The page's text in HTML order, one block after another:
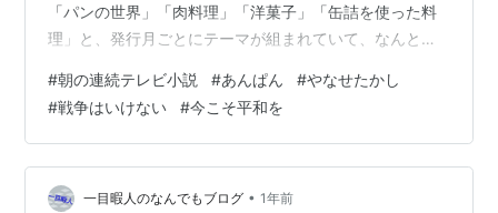
「パンの世界」「肉料理」「洋菓子」「缶詰を使った料
理」と、発行月ごとにテーマが組まれていて、なんとな
載されていました。 私の故郷である北陸の地方都市で
は、見たことも聞いたこともない。ましてや、どうやっ
て入手したら良いのか見当もつかないような材料もあっ
たように思います。小学生のガキんちょだった私です
が、「いつか、こんなパン焼いてみたいなぁ」とか「ど
#朝の連続テレビ小説 #あんぱん #やなせたかし
#戦争はいけない #今こそ平和を
一目暇人のなんでもブログ • 1年前